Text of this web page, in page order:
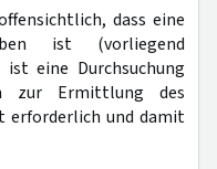
dass eine
ist (vorliegend
eine Durchsuchung
zur Ermittlung des
erforderlich und damit